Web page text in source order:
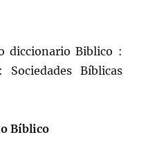
diccionario Biblico :
Bíblicas
Bíblico